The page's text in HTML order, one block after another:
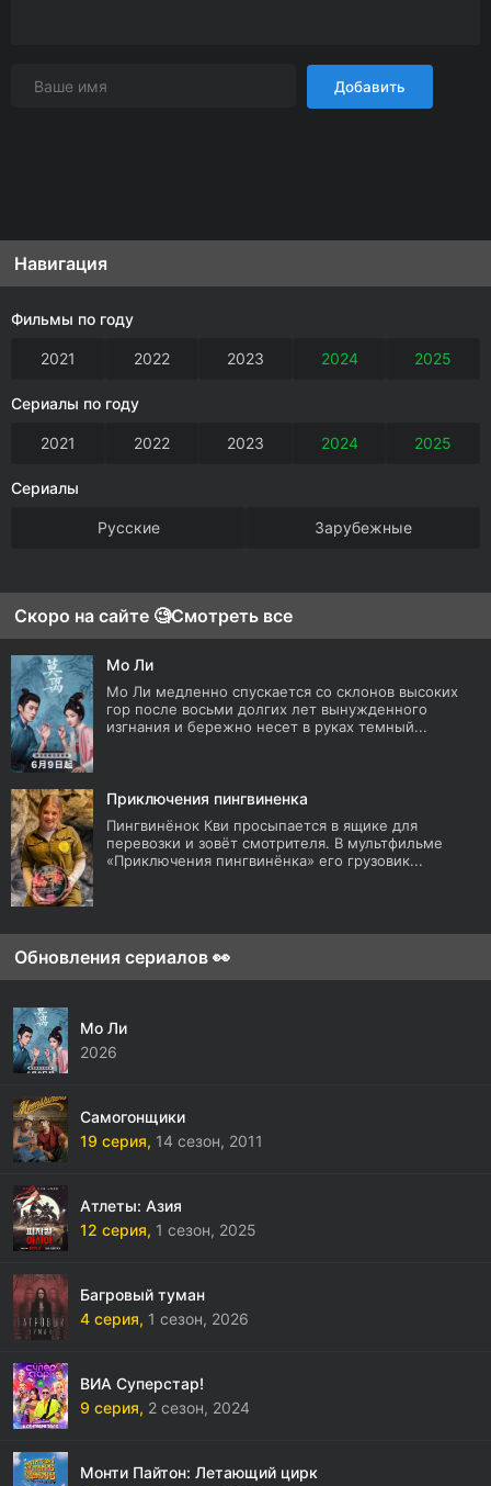
Добавить
Навигация
Фильмы по году
2021 2022 2023 2024 2025
Сериалы по году
2021 2022 2023 2024 2025
Сериалы
Русские Зарубежные
Скоро на сайте 🧐Смотреть все
Мо Ли
Мо Ли медленно спускается со склонов высоких
гор после восьми долгих лет вынужденного
изгнания и бережно несет в руках темный...
Приключения пингвиненка
Пингвинёнок Кви просыпается в ящике для
перевозки и зовёт смотрителя. В мультфильме
«Приключения пингвинёнка» его грузовик...
Обновления сериалов 👀
Мо Ли
2026
Самогонщики
19 серия, 14 сезон, 2011
Атлеты: Азия
12 серия, 1 сезон, 2025
Багровый туман
4 серия, 1 сезон, 2026
ВИА Суперстар!
9 серия, 2 сезон, 2024
Монти Пайтон: Летающий цирк